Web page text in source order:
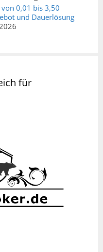
0,01 bis 3,50
und Dauerlösung
für